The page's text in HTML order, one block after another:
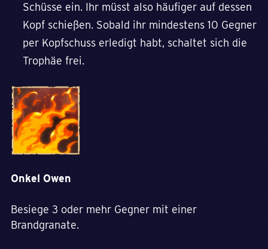
Schüsse ein. Ihr müsst also häufiger auf dessen
Kopf schießen. Sobald ihr mindestens 10 Gegner
per Kopfschuss erledigt habt, schaltet sich die
Trophäe frei.
Onkel Owen
Besiege 3 oder mehr Gegner mit einer
Brandgranate.